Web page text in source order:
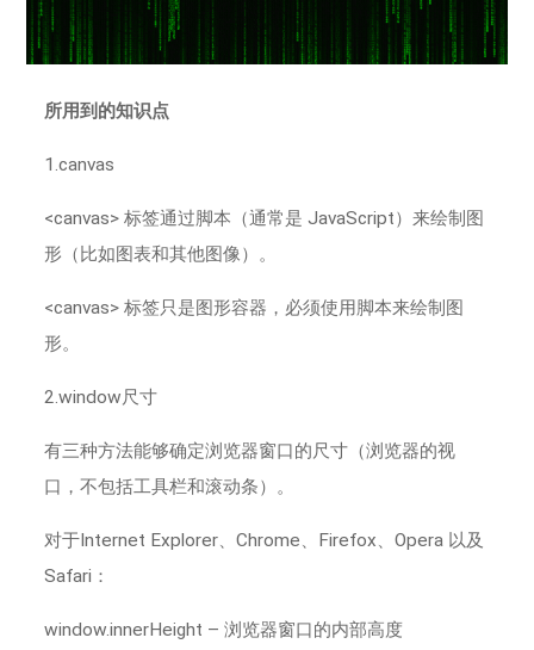
所用到的知识点
1.canvas
<canvas> 标签通过脚本（通常是 JavaScript）来绘制图
形（比如图表和其他图像）。
<canvas> 标签只是图形容器，必须使用脚本来绘制图
形。
2.window尺寸
有三种方法能够确定浏览器窗口的尺寸（浏览器的视
口，不包括工具栏和滚动条）。
对于Internet Explorer、Chrome、Firefox、Opera 以及
Safari：
window.innerHeight – 浏览器窗口的内部高度